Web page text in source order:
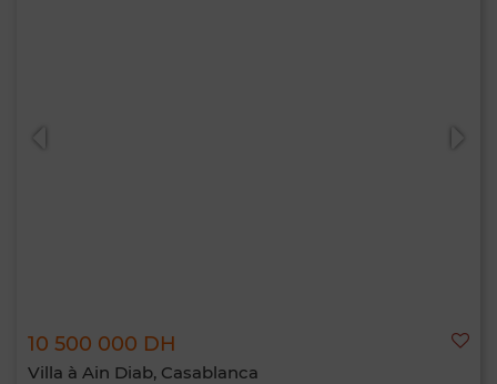
10 500 000 DH
Villa à Ain Diab, Casablanca